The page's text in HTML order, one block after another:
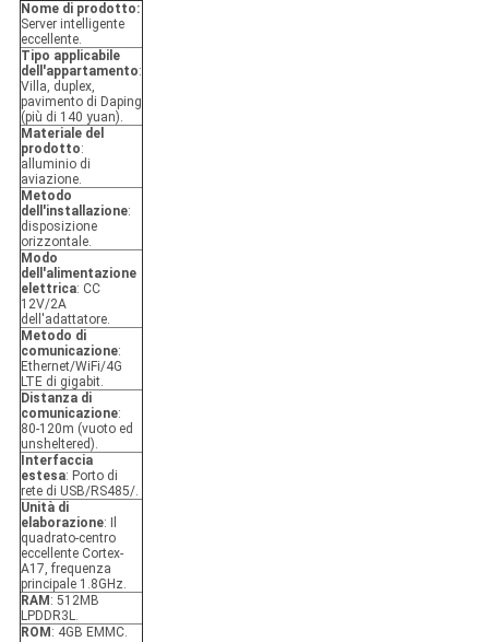
Nome di prodotto:
Server intelligente
eccellente.
Tipo applicabile
dell'appartamento:
Villa, duplex,
pavimento di Daping
(più di 140 yuan).
Materiale del
prodotto:
alluminio di
aviazione.
Metodo
dell'installazione:
disposizione
orizzontale.
Modo
dell'alimentazione
elettrica: CC
12V/2A
dell'adattatore.
Metodo di
comunicazione:
Ethernet/WiFi/4G
LTE di gigabit.
Distanza di
comunicazione:
80-120m (vuoto ed
unsheltered).
Interfaccia
estesa: Porto di
rete di USB/RS485/.
Unità di
elaborazione:
quadrato-centro
eccellente Cortex-
A17, frequenza
principale 1.8GHz.
RAM : 512MB
LPDDR3L.
ROM : 4GB EMMC.